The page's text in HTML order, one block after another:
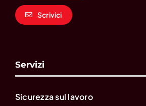
Scrivici
Servizi
Sicurezza sul lavoro